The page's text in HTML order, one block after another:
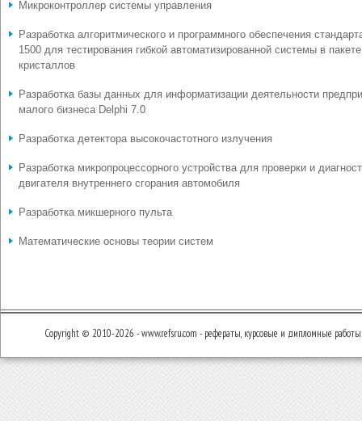
Микроконтроллер системы управления
Разработка алгоритмического и программного обеспечения
1500 для тестирования гибкой автоматизированной системы в пакете
кристаллов
Разработка базы данных для информатизации деятельности
малого бизнеса Delphi 7.0
Разработка детектора высокочастотного излучения
Разработка микропроцессорного устройства для проверки и
двигателя внутреннего сгорания автомобиля
Разработка микшерного пульта
Математические основы теории систем
Copyright © 2010-2026 - www.refsru.com - рефераты, курсовые и дипломные работы